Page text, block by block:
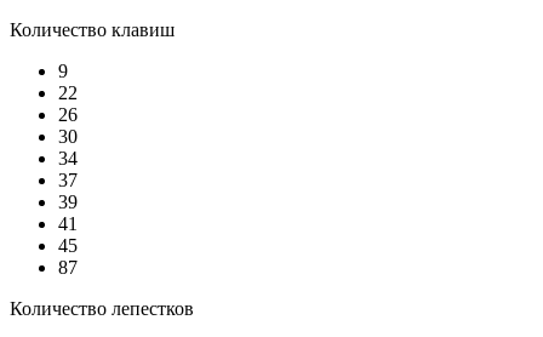
Количество клавиш
9
22
26
30
34
37
39
41
45
87
Количество лепестков